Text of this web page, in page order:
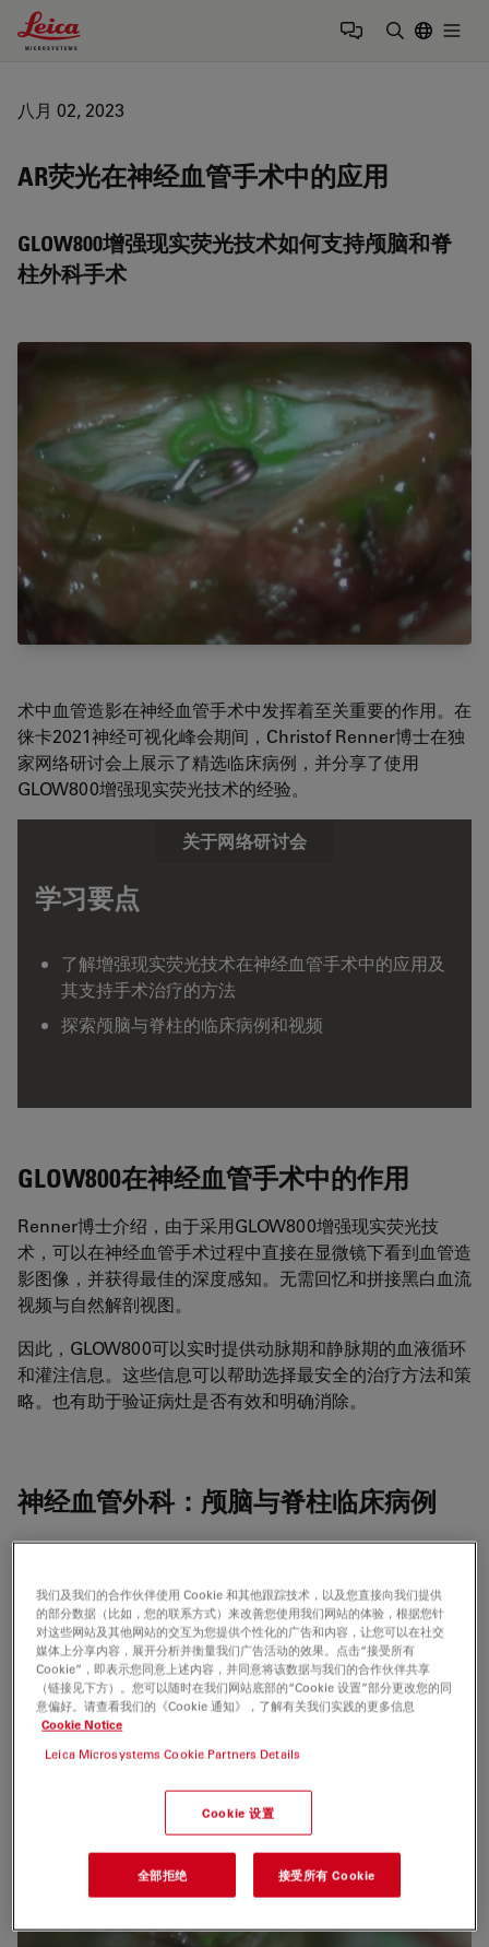
Leica Microsystems Logo
八月 02, 2023
AR荧光在神经血管手术中的应用
GLOW800增强现实荧光技术如何支持颅脑和脊
柱外科手术
术中血管造影在神经血管手术中发挥着至关重要的作用。在
徕卡2021神经可视化峰会期间，Christof Renner博士在独
家网络研讨会上展示了精选临床病例，并分享了使用
GLOW800增强现实荧光技术的经验。
关于网络研讨会
学习要点
了解增强现实荧光技术在神经血管手术中的应用及
其支持手术治疗的方法
探索颅脑与脊柱的临床病例和视频
GLOW800在神经血管手术中的作用
Renner博士介绍，由于采用GLOW800增强现实荧光技
术，可以在神经血管手术过程中直接在显微镜下看到血管造
影图像，并获得最佳的深度感知。无需回忆和拼接黑白血流
视频与自然解剖视图。
因此，GLOW800可以实时提供动脉期和静脉期的血液循环
和灌注信息。这些信息可以帮助选择最安全的治疗方法和策
略。也有助于验证病灶是否有效和明确消除。
神经血管外科：颅脑与脊柱临床病例
Renner博士介绍了5个临床病例：
2个动脉瘤临床病例：GLOW800支持动脉瘤剪切手术，
有助于确认动脉瘤不在血液循环范围内。获得最佳的深
度知觉，重要的是要有合适的工作距离和放大倍率。
我们及我们的合作伙伴使用 Cookie 和其他跟踪技术，以及您直接向我们提供
的部分数据（比如，您的联系方式）来改善您使用我们网站的体验，根据您针
对这些网站及其他网站的交互为您提供个性化的广告和内容，让您可以在社交
媒体上分享内容，展开分析并衡量我们广告活动的效果。点击“接受所有
Cookie”，即表示您同意上述内容，并同意将该数据与我们的合作伙伴共享
（链接见下方）。您可以随时在我们网站底部的“Cookie 设置”部分更改您的同
意偏好。请查看我们的《Cookie 通知》，了解有关我们实践的更多信息
Cookie Notice
Leica Microsystems Cookie Partners Details
Cookie 设置
全部拒绝 接受所有 Cookie